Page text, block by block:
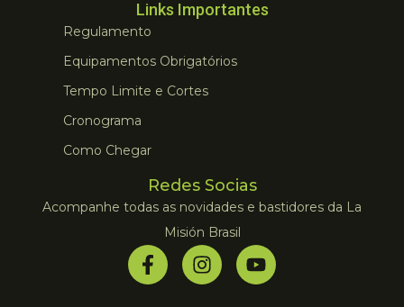
Links Importantes
Regulamento
Equipamentos Obrigatórios
Tempo Limite e Cortes
Cronograma
Como Chegar
Redes Socias
Acompanhe todas as novidades e bastidores da La
Misión Brasil